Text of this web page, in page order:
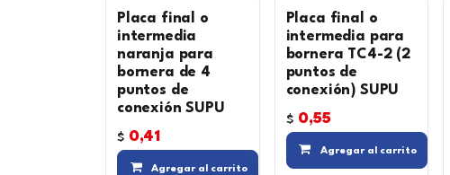
Placa final o
intermedia
naranja para
bornera de 4
puntos de
conexión SUPU
$ 0,41
Agregar al carrito Compara Agregar
Placa final o
intermedia para
bornera TC4-2 (2
puntos de
conexión) SUPU
$ 0,55
Agregar al carrito